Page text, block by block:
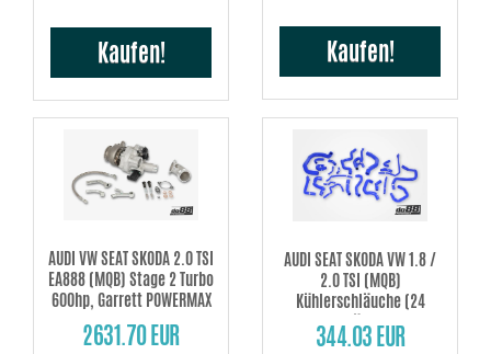
Kaufen! Kaufen!
AUDI VW SEAT SKODA 2.0 TSI
EA888 (MQB) Stage 2 Turbo
600hp, Garrett POWERMAX
2631.70 EUR
AUDI SEAT SKODA VW 1.8 /
2.0 TSI (MQB)
Kühlerschläuche (24
Stück)
344.03 EUR